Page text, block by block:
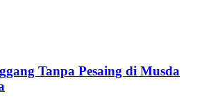
Tanpa Pesaing di Musda